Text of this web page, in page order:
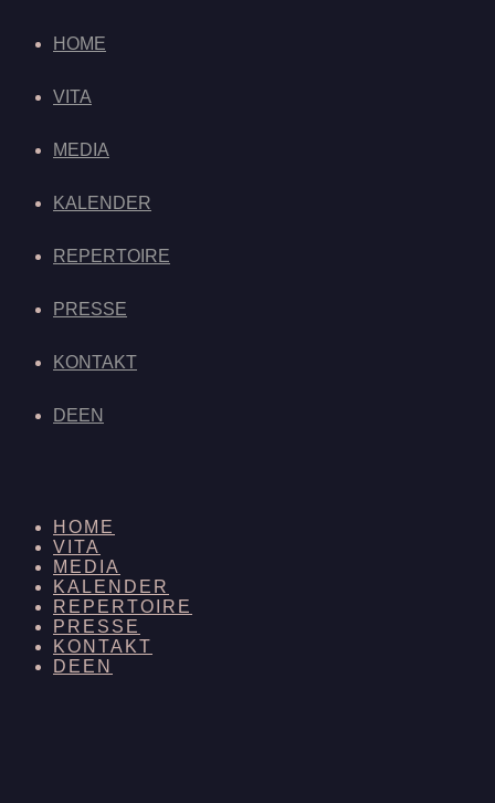
HOME
VITA
MEDIA
KALENDER
REPERTOIRE
PRESSE
KONTAKT
DEEN
HOME
VITA
MEDIA
KALENDER
REPERTOIRE
PRESSE
KONTAKT
DE EN